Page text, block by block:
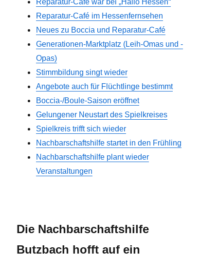
Reparatur-Café war bei „Hallo Hessen“
Reparatur-Café im Hessenfernsehen
Neues zu Boccia und Reparatur-Café
Generationen-Marktplatz (Leih-Omas und -
Opas)
Stimmbildung singt wieder
Angebote auch für Flüchtlinge bestimmt
Boccia-/Boule-Saison eröffnet
Gelungener Neustart des Spielkreises
Spielkreis trifft sich wieder
Nachbarschaftshilfe startet in den Frühling
Nachbarschaftshilfe plant wieder
Veranstaltungen
Die Nachbarschaftshilfe
Butzbach hofft auf ein